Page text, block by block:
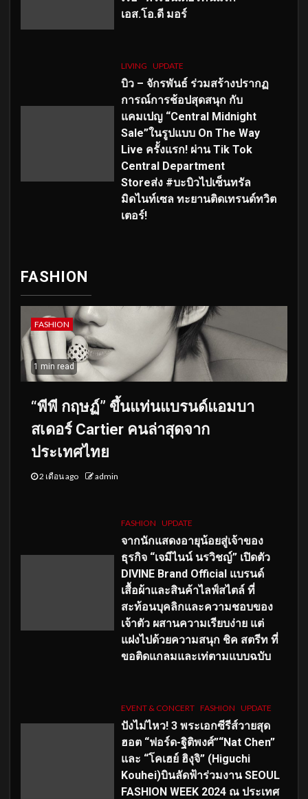
เอส.โอ.ดี มอร์
LIVING UPDATE
บิว – จักรพันธ์ ร่วมสร้างปรากฏ
การณ์การช้อปสุดสนุก กับ
แคมเปญ “Central Midnight
Sale”ในรูปแบบ On The Way
Live ครั้งแรก! ผ่าน Tik Tok
Central Department
Storeส่ง #บะบิวไปเซ็นทรัล
มิดไนท์เซล ทะยานติดเทรนด์ทวิต
เตอร์!
FASHION
FASHION
1 min read
“พีพี กฤษฏ์” ขึ้นแท่นแบรนด์แอมบา
สเดอร์ Cartier คนล่าสุดจาก
ประเทศไทย
2 เดือน ago admin
FASHION UPDATE
จากนักแสดงอายุน้อยสู่เจ้าของ
ธุรกิจ “เจมีไนน์ นรวิชญ์” เปิดตัว
DIVINE Brand Official แบรนด์
เสื้อผ้าและสินค้าไลฟ์สไตล์ ที่
สะท้อนบุคลิกและความชอบของ
เจ้าตัว ผสานความเรียบง่าย แต่
แฝงไปด้วยความสนุก ชิค สตรีท ที่
ขอติดแกลมและเท่ตามแบบฉบับ
EVENT & CONCERT FASHION UPDATE
ปังไม่ไหว! 3 พระเอกซีรีส์วายสุด
ฮอต “ฟอร์ด-ฐิติพงศ์”“Nat Chen”
และ “โคเฮย์ ฮิงุจิ” (Higuchi
Kouhei)บินลัดฟ้าร่วมงาน SEOUL
FASHION WEEK 2024 ณ ประเทศ